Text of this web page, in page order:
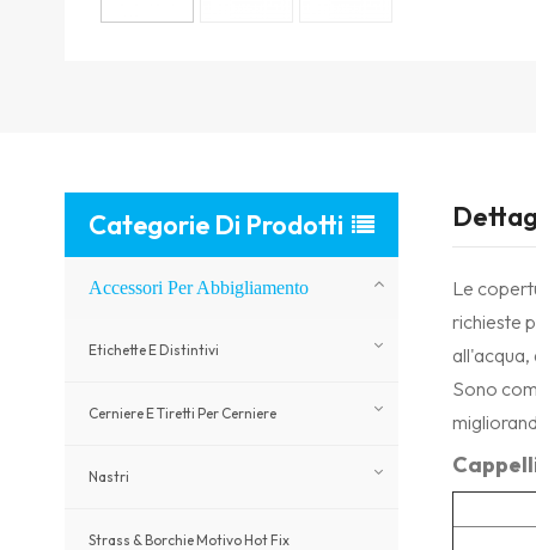
Le
richieste
all'acqua,
Sono
Categorie Di Prodotti
Accessori Per Abbigliamento
Etichette E Distintivi
Cerniere E Tiretti Per Cerniere
Nastri
Strass & Borchie Motivo Hot Fix